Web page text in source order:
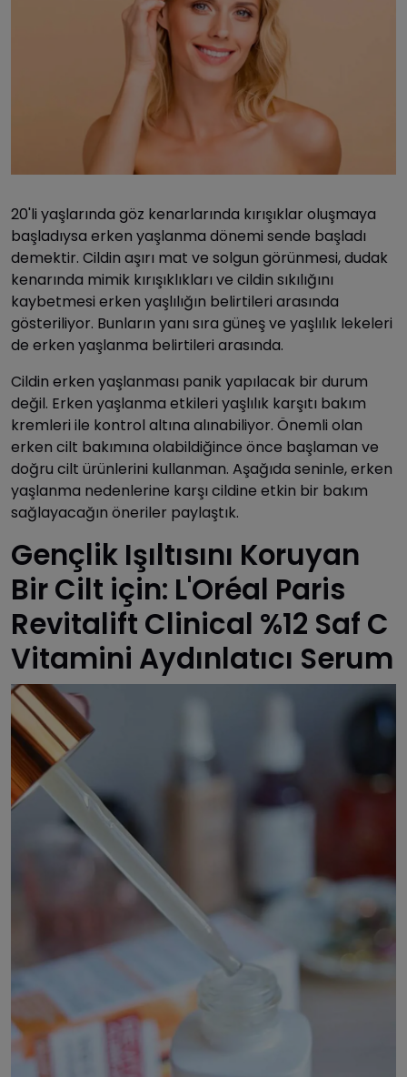
20'li yaşlarında göz kenarlarında kırışıklar oluşmaya
başladıysa erken yaşlanma dönemi sende başladı
demektir. Cildin aşırı mat ve solgun görünmesi, dudak
kenarında mimik kırışıklıkları ve cildin sıkılığını
kaybetmesi erken yaşlılığın belirtileri arasında
gösteriliyor. Bunların yanı sıra güneş ve yaşlılık lekeleri
de erken yaşlanma belirtileri arasında.
Cildin erken yaşlanması panik yapılacak bir durum
değil. Erken yaşlanma etkileri yaşlılık karşıtı bakım
kremleri ile kontrol altına alınabiliyor. Önemli olan
erken cilt bakımına olabildiğince önce başlaman ve
doğru cilt ürünlerini kullanman. Aşağıda seninle, erken
yaşlanma nedenlerine karşı cildine etkin bir bakım
sağlayacağın öneriler paylaştık.
Gençlik Işıltısını Koruyan
Bir Cilt için: L'Oréal Paris
Revitalift Clinical %12 Saf C
Vitamini Aydınlatıcı Serum